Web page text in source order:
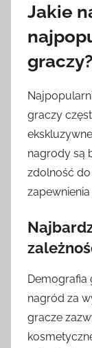
Jakie
graczy?
graczy
nagrody są
zdolność
Demografia
nagród za
gracze